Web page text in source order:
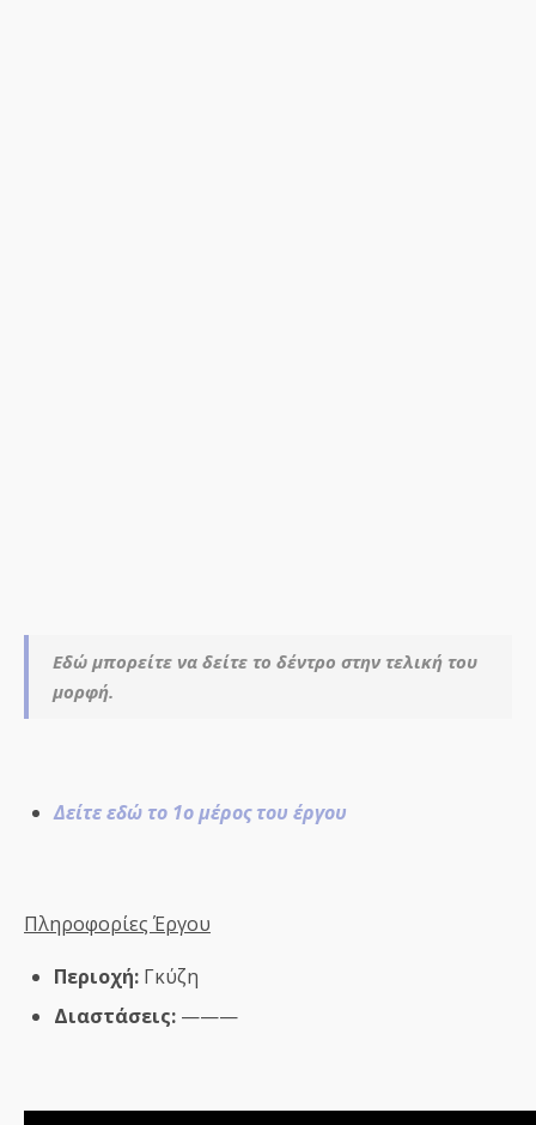
Εδώ μπορείτε να δείτε το δέντρο στην τελική του
μορφή.
Δείτε εδώ το 1ο μέρος του έργου
Πληροφορίες Έργου
Περιοχή: Γκύζη
Διαστάσεις: ———